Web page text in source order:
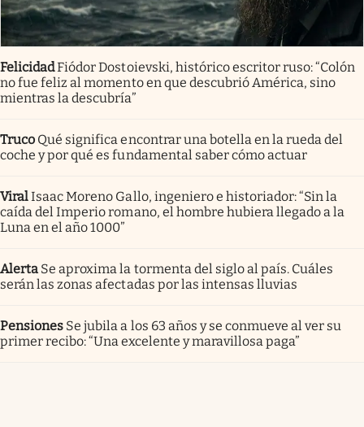
FelicidadFiódor Dostoievski, histórico escritor ruso: “Colón
no fue feliz al momento en que descubrió América, sino
mientras la descubría”
Truco Qué significa encontrar una botella en la rueda del
coche y por qué es fundamental saber cómo actuar
ViralIsaac Moreno Gallo, ingeniero e historiador: “Sin la
caída del Imperio romano, el hombre hubiera llegado a la
Luna en el año 1000”
Alerta Se aproxima la tormenta del siglo al país. Cuáles
serán las zonas afectadas por las intensas lluvias
Pensiones Se jubila a los 63 años y se conmueve al ver su
primer recibo: “Una excelente y maravillosa paga”